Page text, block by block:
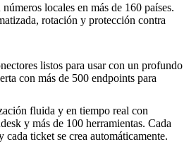
números locales en más de 160 países.
rotación y protección contra
listos para usar con un profundo
con más de 500 endpoints para
fluida y en tiempo real con
y más de 100 herramientas. Cada
cada ticket se crea automáticamente.